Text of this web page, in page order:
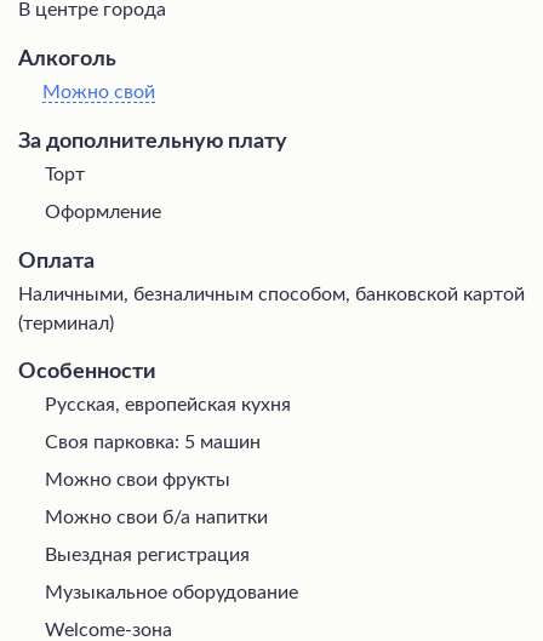
В центре города
Алкоголь
Можно свой
За дополнительную плату
Торт
Оформление
Оплата
Наличными, безналичным способом, банковской картой
(терминал)
Особенности
Русская, европейская кухня
Своя парковка: 5 машин
Можно свои фрукты
Можно свои б/а напитки
Выездная регистрация
Музыкальное оборудование
Welcome-зона